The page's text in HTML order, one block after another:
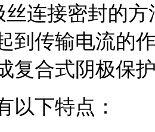
连接密封的
到传输电流的
复合式阴极保
以下特点：